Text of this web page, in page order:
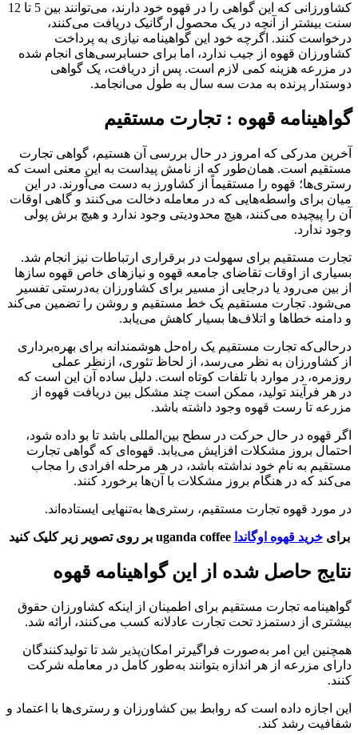
کشاورزانی که این گواهی را در قهوه خود دارند، می‌توانند بین 5 تا 12
سنت بیشتر از آنچه در یک محصول ارگانیک دریافت می‌کنند،
درخواست کنند. اگرچه خود این گواهینامه نیازی به پرداخت
کشاورزان قهوه از جیب ندارد، اما برای حسابرسی‌های انجام شده
در مزرعه هزینه کمی لازم است. پس از دریافت، یک گواهی
دوستدار پرنده به مدت سه سال به طول می‌انجامد.
گواهینامه قهوه : تجارت مستقیم
آخرین مدرکی که امروز در حال بررسی آن هستیم، گواهی تجارت
مستقیم است. همان‌طور که از نامش پیداست به این معنی است که
رستری‌ها؛ قهوه را مستقیماً از کشاورز به دست می‌آورند. در این
میان برای واسطه‌هایی که در معامله دخالت می‌کنند و گاهی اوقات
آن را پیچیده می‌کنند، هیچ محدودیتی وجود ندارد و هیچ برش پولی
وجود ندارد.
تجارت مستقیم برای سهولت در برقراری ارتباطات نیز انجام شد.
بسیاری از اوقات تقاضای جامعه قهوه و نیازهای خاص قهوه سازها
از بین می‌رود یا درجایی از مسیر برای کشاورزان به‌درستی تفسیر
می‌شود. تجارت مستقیم یک خط مستقیم و روشن را تضمین می‌کند
و دامنه خطاها و اتلاف‌ها بسیار کاهش می‌یابد.
درحالی‌که تجارت مستقیم یک راه‌حل هوشمندانه برای بهره‌برداری
از کشاورزان به نظر می‌رسد، از لحاظ تئوری، ازنظر عملی
روزمره، در موارد با تلفات کوتاه است. دلیل ساده آن این است که
در هر فرآیند تولید، ممکن است چند مشکل بین دریافت قهوه از
مزرعه تا رست قهوه وجود داشته باشد.
اگر قهوه در حال حرکت در سطح بین‌المللی باشد تا بو داده شود،
احتمال بروز مشکلات افزایش می‌یابد. قهوه‌ای که گواهی تجارت
مستقیم به نام خود نداشته باشد، در هر مرحله افرادی را مجاب
می‌کند که در هنگام بروز مشکلات با آن‌ها برخورد کنند.
در مورد قهوه تجارت مستقیم، رستری‌ها به‌تنهایی ایستاده‌اند.
برایخرید قهوه اوگاندا uganda coffee بر روی تصویر زیر کلیک کنید
نتایج حاصل شده از این گواهینامه قهوه
گواهینامه تجارت مستقیم برای اطمینان از اینکه کشاورزان حقوق
بیشتری از دستمزد تحت تجارت عادلانه کسب می‌کنند، ارائه شد.
همچنین این امر به‌صورت فراگیرتر امکان‌پذیر شد تا تولیدکنندگان
دارای مزرعه از هر اندازه بتوانند به‌طور کامل در معامله شرکت
کنند.
این اجازه داده است که روابط بین کشاورزان و رستری‌ها با اعتماد و
شفافیت رشد کند.